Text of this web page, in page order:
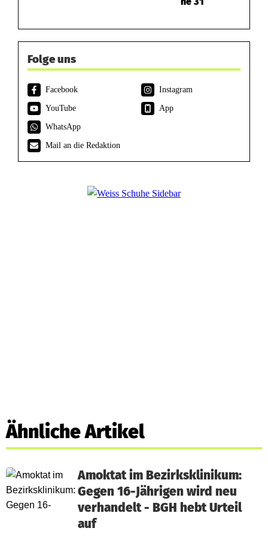
Folge uns
Facebook
Instagram
YouTube
App
WhatsApp
Mail an die Redaktion
Ähnliche Artikel
Amoktat im Bezirksklinikum:
Gegen 16-Jährigen wird neu
verhandelt - BGH hebt Urteil
auf